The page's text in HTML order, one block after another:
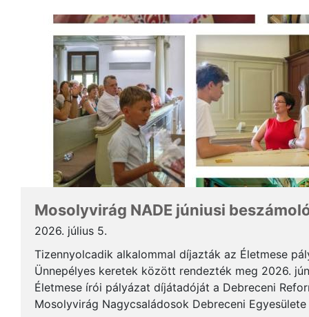
Mosolyvirág NADE júniusi
2026. július 5.
Tizennyolcadik alkalommal díjazták az Életmese
Ünnepélyes keretek között rendezték meg 2026.
Életmese írói pályázat díjátadóját a Debreceni
Mosolyvirág Nagycsaládosok Debreceni